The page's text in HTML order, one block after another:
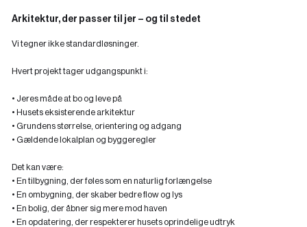
Arkitektur, der passer til jer – og til stedet
Vi tegner ikke standardløsninger.
Hvert projekt tager udgangspunkt i:
• Jeres måde at bo og leve på
• Husets eksisterende arkitektur
• Grundens størrelse, orientering og adgang
• Gældende lokalplan og byggeregler
Det kan være:
• En tilbygning, der føles som en naturlig forlængelse
• En ombygning, der skaber bedre flow og lys
• En bolig, der åbner sig mere mod haven
• En opdatering, der respekterer husets oprindelige udtryk